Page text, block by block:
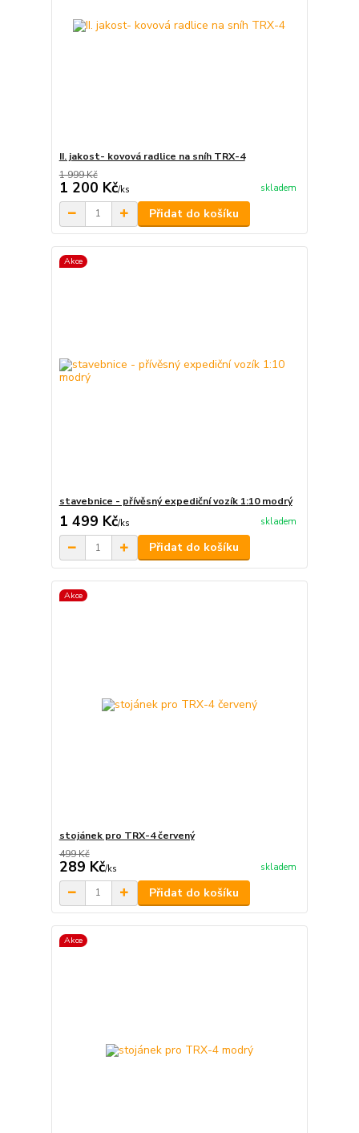
II. jakost- kovová radlice na sníh TRX-4
1 999 Kč
1 200 Kč/ks skladem
Přidat do košíku
Akce
stavebnice - přívěsný expediční vozík 1:10 modrý
1 499 Kč/ks skladem
Přidat do košíku
Akce
stojánek pro TRX-4 červený
499 Kč
289 Kč/ks skladem
Přidat do košíku
Akce